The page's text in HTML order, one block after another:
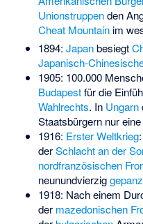
Unionstruppenden
Cheat Mountainim
1894: Japanbesiegt
Japanisch-
1905: 100.000
Budapestfür die
Wahlrechts. In Ungarn
Staatsbürgern nur
1916: Erster Weltkrieg:
derSchlacht an der
nordfranzösischen
neunundvierzig
1918: Nach einem
der mazedonischen